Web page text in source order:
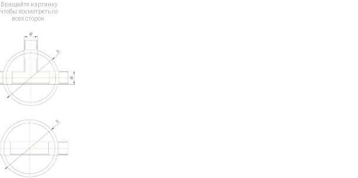
Вращайте картинку
чтобы посмотреть со
всех сторон.